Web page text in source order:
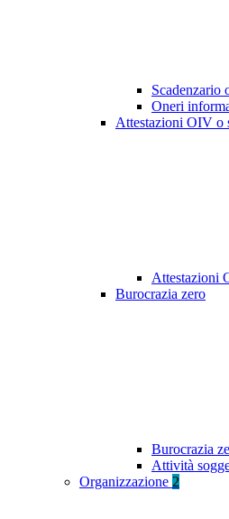
Scadenzario
Oneri
Attestazioni OIV o
Attestazioni
Burocrazia zero
Burocrazia
Attività
Organizzazione 2